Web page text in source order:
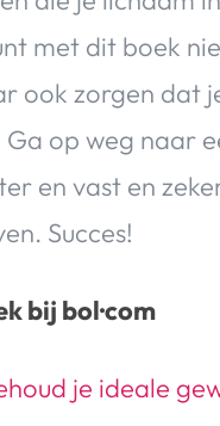
met dit boek
ook zorgen dat
op weg naar
en vast en
Succes!
bij bol·com